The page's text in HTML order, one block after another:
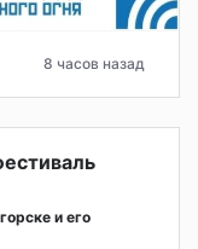
8 часов назад
и его